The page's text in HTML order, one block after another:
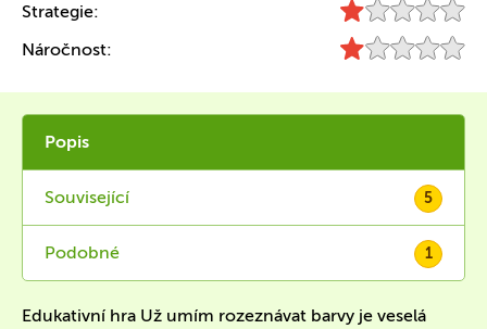
Strategie:
Náročnost:
Popis
Související 5
Podobné 1
Edukativní hra Už umím rozeznávat barvy je veselá